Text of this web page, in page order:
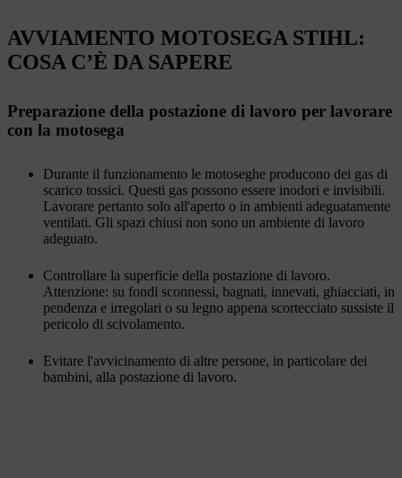
AVVIAMENTO MOTOSEGA STIHL:
COSA C’È DA SAPERE
Preparazione della postazione di lavoro per lavorare
con la motosega
Durante il funzionamento le motoseghe producono dei gas di
scarico tossici. Questi gas possono essere inodori e invisibili.
Lavorare pertanto solo all'aperto o in ambienti adeguatamente
ventilati. Gli spazi chiusi non sono un ambiente di lavoro
adeguato.
Controllare la superficie della postazione di lavoro.
Attenzione: su fondi sconnessi, bagnati, innevati, ghiacciati, in
pendenza e irregolari o su legno appena scortecciato sussiste il
pericolo di scivolamento.
Evitare l'avvicinamento di altre persone, in particolare dei
bambini, alla postazione di lavoro.